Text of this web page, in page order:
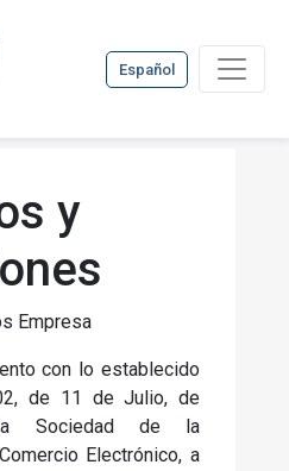
Español
y
Empresa
con lo establecido
de 11 de Julio, de
Sociedad de la
Electrónico, a